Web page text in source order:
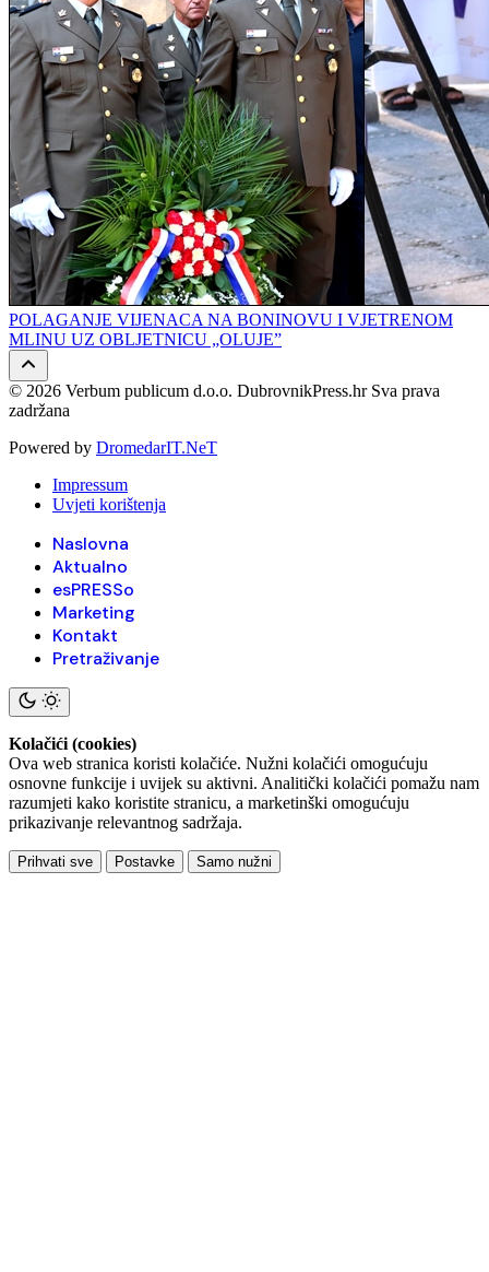
POLAGANJE VIJENACA NA BONINOVU I VJETRENOM
MLINU UZ OBLJETNICU „OLUJE”
© 2026 Verbum publicum d.o.o. DubrovnikPress.hr Sva prava
zadržana
Powered by DromedarIT.NeT
Impressum
Uvjeti korištenja
Naslovna
Aktualno
esPRESSo
Marketing
Kontakt
Pretraživanje
Kolačići (cookies)
Ova web stranica koristi kolačiće. Nužni kolačići omogućuju
osnovne funkcije i uvijek su aktivni. Analitički kolačići pomažu nam
razumjeti kako koristite stranicu, a marketinški omogućuju
prikazivanje relevantnog sadržaja.
Prihvati sve Postavke Samo nužni